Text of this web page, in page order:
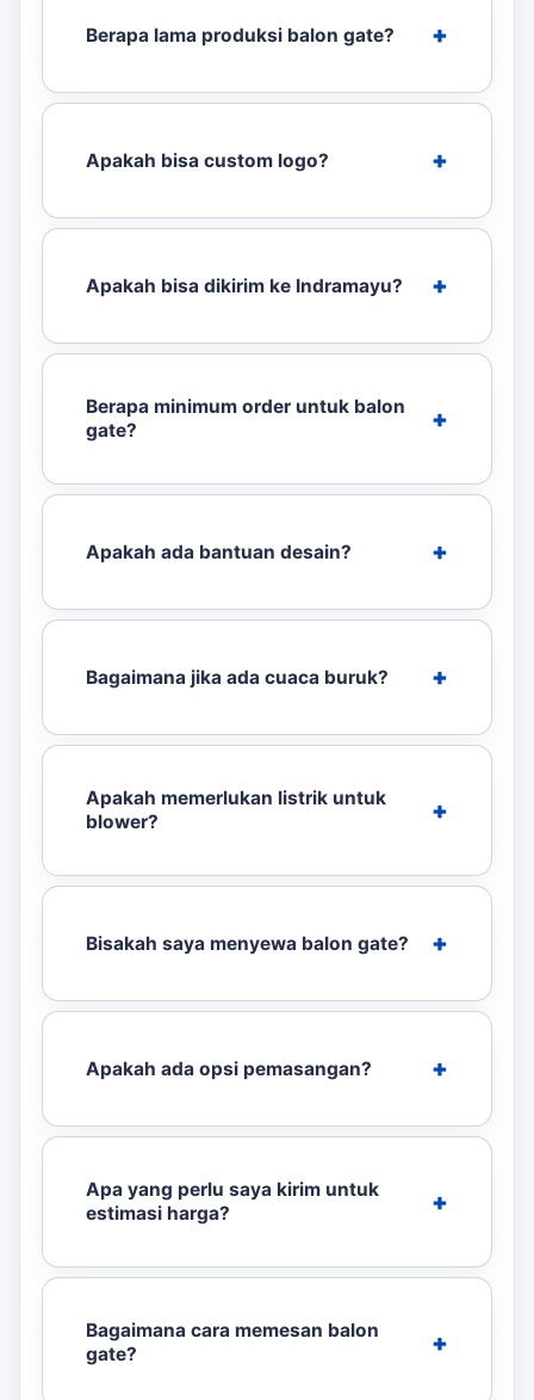
Berapa lama produksi balon gate?
Apakah bisa custom logo?
Apakah bisa dikirim ke Indramayu?
Berapa minimum order untuk balon
gate?
Apakah ada bantuan desain?
Bagaimana jika ada cuaca buruk?
Apakah memerlukan listrik untuk
blower?
Bisakah saya menyewa balon gate?
Apakah ada opsi pemasangan?
Apa yang perlu saya kirim untuk
estimasi harga?
Bagaimana cara memesan balon
gate?